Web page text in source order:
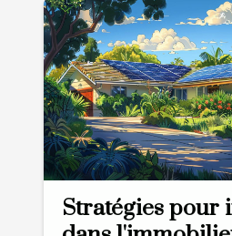
Stratégies pour